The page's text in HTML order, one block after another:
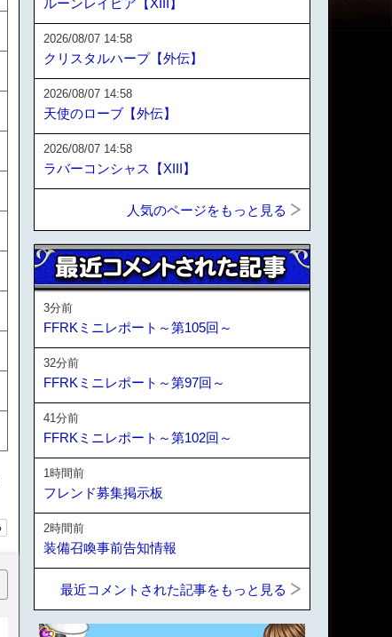
ルーンレイピア【XIII】
2026/08/07 14:58
クリスタルハープ【外伝】
2026/08/07 14:58
天使のローブ【外伝】
2026/08/07 14:58
ラバーコンシャス【XIII】
人気のページをもっと見る
3分前
FFRKミニレポート～第105回～
32分前
FFRKミニレポート～第97回～
41分前
FFRKミニレポート～第102回～
1時間前
フレンド募集掲示板
2時間前
装備召喚事前告知情報
最近コメントされた記事をもっと見る